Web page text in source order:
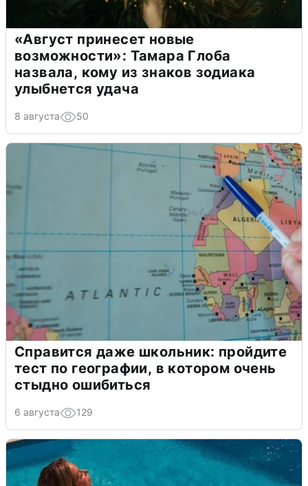
«Август принесет новые
возможности»: Тамара Глоба
назвала, кому из знаков зодиака
улыбнется удача
8 августа 50
Справится даже школьник: пройдите
тест по географии, в котором очень
стыдно ошибиться
6 августа 129